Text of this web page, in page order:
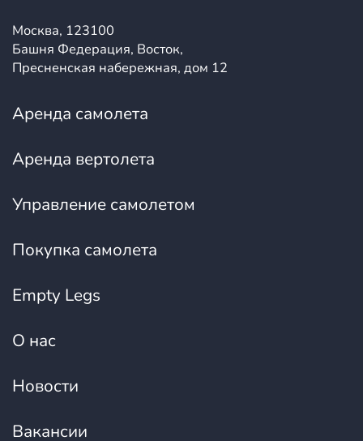
Москва, 123100
Башня Федерация, Восток,
Пресненская набережная, дом 12
Аренда самолета
Аренда вертолета
Управление самолетом
Покупка самолета
Empty Legs
О нас
Новости
Вакансии